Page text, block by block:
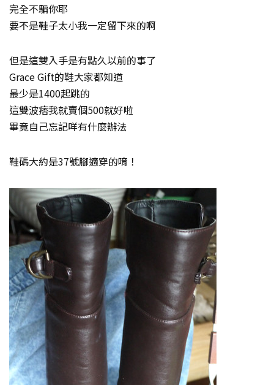
完全不騙你耶
要不是鞋子太小我一定留下來的啊
但是這雙入手是有點久以前的事了
Grace Gift的鞋大家都知道
最少是1400起跳的
這雙波痞我就賣個500就好啦
畢竟自己忘記咩有什麼辦法
鞋碼大約是37號腳適穿的唷！